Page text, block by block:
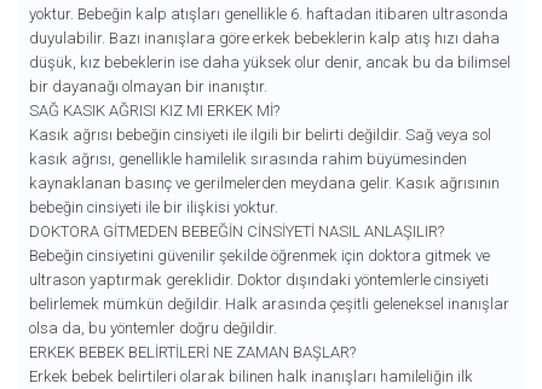
yoktur. Bebeğin kalp atışları genellikle 6. haftadan itibaren ultrasonda
duyulabilir. Bazı inanışlara göre erkek bebeklerin kalp atış hızı daha
düşük, kız bebeklerin ise daha yüksek olur denir, ancak bu da bilimsel
bir dayanağı olmayan bir inanıştır.
SAĞ KASIK AĞRISI KIZ MI ERKEK MI?
Kasık ağrısı bebeğin cinsiyeti ile ilgili bir belirti değildir. Sağ veya sol
kasık ağrısı, genellikle hamilelik sırasında rahim büyümesinden
kaynaklanan basınç ve gerilmelerden meydana gelir. Kasık ağrısının
bebeğin cinsiyeti ile bir ilişkisi yoktur.
DOKTORA GITMEDEN BEBEĞIN CINSIYETI NASIL ANLAŞILIR?
Bebeğin cinsiyetini güvenilir şekilde öğrenmek için doktora gitmek ve
ultrason yaptırmak gereklidir. Doktor dışındaki yöntemlerle cinsiyeti
belirlemek mümkün değildir. Halk arasında çeşitli geleneksel inanışlar
olsa da, bu yöntemler doğru değildir.
ERKEK BEBEK BELIRTILERI NE ZAMAN BAŞLAR?
Erkek bebek belirtileri olarak bilinen halk inanışları hamileliğin ilk